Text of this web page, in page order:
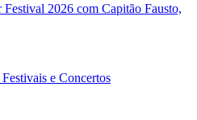
2026 com Capitão Fausto,
e Concertos